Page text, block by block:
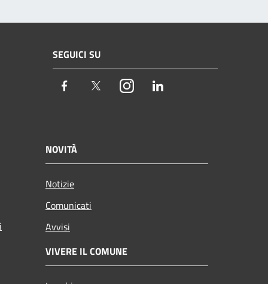
SEGUICI SU
Facebook TwitterInstagram
NOVITÀ
Notizie
Comunicati
Avvisi
VIVERE IL COMUNE